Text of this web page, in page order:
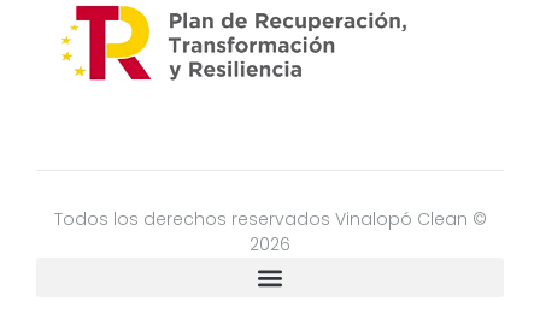
Todos los derechos reservados Vinalopó Clean ©
2026